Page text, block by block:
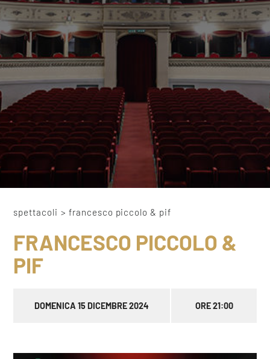
spettacoli > francesco piccolo & pif
FRANCESCO PICCOLO &
PIF
DOMENICA 15 DICEMBRE 2024 ORE 21:00